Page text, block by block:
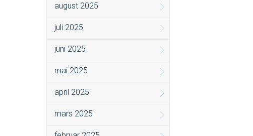
august 2025
juli 2025
juni 2025
mai 2025
april 2025
mars 2025